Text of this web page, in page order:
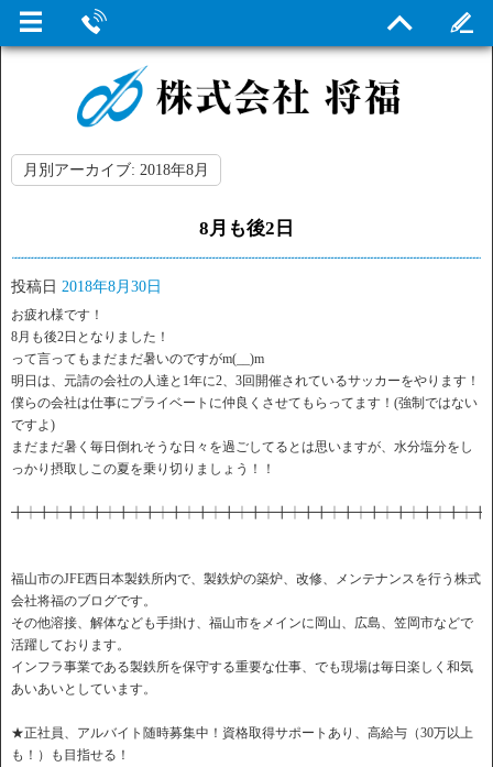
月別アーカイブ: 2018年8月
8月も後2日
投稿日 2018年8月30日
お疲れ様です！
8月も後2日となりました！
って言ってもまだまだ暑いのですがm(__)m
明日は、元請の会社の人達と1年に2、3回開催されているサッカーをやります！
僕らの会社は仕事にプライベートに仲良くさせてもらってます！(強制ではない
ですよ)
まだまだ暑く毎日倒れそうな日々を過ごしてるとは思いますが、水分塩分をし
っかり摂取しこの夏を乗り切りましょう！！
福山市のJFE西日本製鉄所内で、製鉄炉の築炉、改修、メンテナンスを行う株式
会社将福のブログです。
その他溶接、解体なども手掛け、福山市をメインに岡山、広島、笠岡市などで
活躍しております。
インフラ事業である製鉄所を保守する重要な仕事、でも現場は毎日楽しく和気
あいあいとしています。
★正社員、アルバイト随時募集中！資格取得サポートあり、高給与（30万以上
も！）も目指せる！